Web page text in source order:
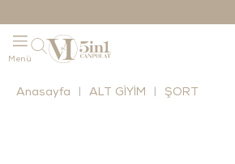
Anasayfa ALT GİYİM ŞORT